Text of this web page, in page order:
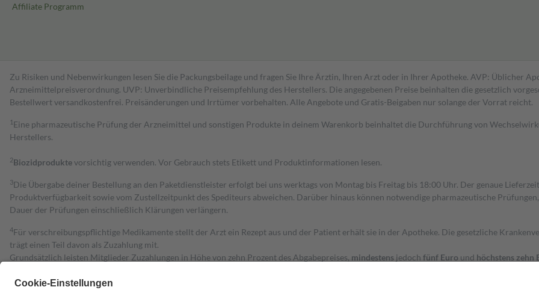
Affiliate Programm
Zu Risiken und Nebenwirkungen lesen Sie die Packungsbeilage und fragen Sie Ihre Ärztin, Ihren Arzt oder in Ihrer Apotheke. AVP: Üblicher
Arzneimittelpreisverordnung. UVP: Unverbindliche Preisempfehlung des Herstellers. Die angegebenen Preise beinhalten die gesetzlich
Bestell­wert versand­kosten­frei. Preisänderungen und Irrtümer vorbehalten. Alle Angebote und Gratis-Beigaben nur solange der Vorrat reicht.
1 Eine pharmazeutische Prüfung der Arzneimittel und sonstigen Produkte in deinem Warenkorb beinhaltet die Durchführung von
Herstellers.
2Biozidproduktevorsichtig verwenden. Vor Gebrauch stets Etikett und Produktinformationen lesen.
3Die Übergabe deiner Bestellung an den Paketdienstleister erfolgt bei uns werktags von Montag bis Freitag bis 18:00 Uhr. Der genaue
Produktverfügbarkeit sowie vom Zustellzeitpunkt des Spediteurs abweichen. Darüber hinaus können notwendige pharmazeutische
Dauer der Prüfungen einschließlich Klärungen verlängern.
4Für verschreibungspflichtige Medikamente stellt der Arzt ein Rezept aus und der Patient erhält sie in der Apotheke. Die gesetzliche
trägt einen Teil davon als Zuzahlung mit.
Grundsätzlich leisten Mitglieder Zuzahlungen in Höhe von zehn Prozent des Abgabepreises, mindestens jedoch fünf Euro und höchstens zehn
Diese Regeln gelten grundsätzlich auch für Online-Apotheken.